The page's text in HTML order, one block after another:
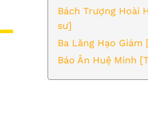
Bách Trượng Hoài
sư]
Ba Lăng Hạo Giám
Báo Ân Huệ Minh